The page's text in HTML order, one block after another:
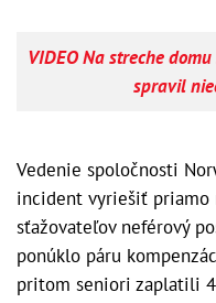
VIDEO Na streche
spravil
Vedenie spoločnosti
incident vyriešiť priamo
sťažovateľov neférový
ponúklo páru
pritom seniori zaplatili